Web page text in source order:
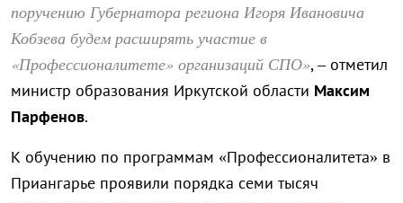
поручению Губернатора региона Игоря Ивановича
Кобзева будем расширять участие в
«Профессионалитете» организаций СПО», – отметил
министр образования Иркутской области Максим
Парфенов.
К обучению по программам «Профессионалитета» в
Приангарье проявили порядка семи тысяч